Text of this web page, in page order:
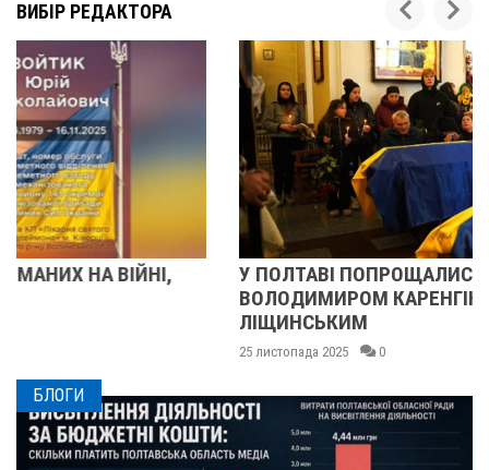
ВИБІР РЕДАКТОРА
У ПОЛТАВІ ПОПРОЩАЛИСЯ ІЗ ВІЙСЬКОВИМИ
ВОЛОДИМИРОМ КАРЕНГІНИМ ТА ОЛЕГОМ
БЛОГИ